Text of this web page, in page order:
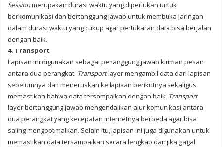
Sessionmerupakan durasi waktu yang diperlukan untuk
berkomunikasi dan bertanggung jawab untuk membuka jaringan
dalam durasi waktu yang cukup agar pertukaran data bisa berjalan
dengan baik.
4. Transport
Lapisan ini digunakan sebagai penanggung jawab kiriman pesan
antara dua perangkat. Transportlayer mengambil data dari lapisan
sebelumnya dan meneruskan ke lapisan berikutnya sekaligus
memastikan bahwa data tersampaikan dengan baik. Transport
layer bertanggung jawab mengendalikan alur komunikasi antara
dua perangkat yang kecepatan internetnya berbeda agar bisa
saling mengoptimalkan. Selain itu, lapisan ini juga digunakan untuk
memastikan data tersampaikan secara lengkap dan jika gagal